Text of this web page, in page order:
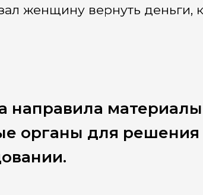
женщину вернуть деньги,
направила
органы для решения